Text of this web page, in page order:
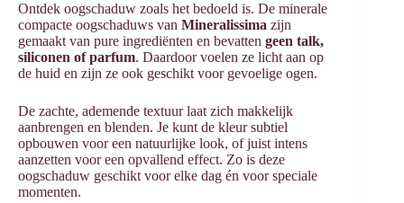
Ontdek oogschaduw zoals het bedoeld is. De minerale
compacte oogschaduws van Mineralissima zijn
gemaakt van pure ingrediënten en bevatten geen talk,
siliconen of parfum. Daardoor voelen ze licht aan op
de huid en zijn ze ook geschikt voor gevoelige ogen.
De zachte, ademende textuur laat zich makkelijk
aanbrengen en blenden. Je kunt de kleur subtiel
opbouwen voor een natuurlijke look, of juist intens
aanzetten voor een opvallend effect. Zo is deze
oogschaduw geschikt voor elke dag én voor speciale
momenten.